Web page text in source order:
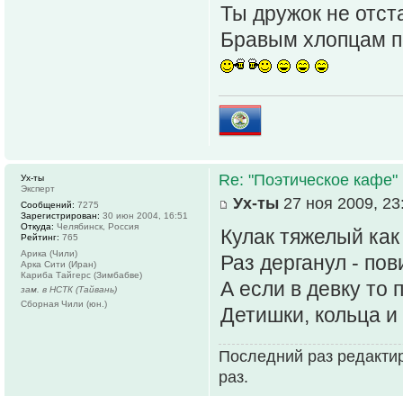
Ты дружок не
Бравым хлопцам
Re: "Поэтическое кафе"
Ух-ты 27 ноя 2009,
Кулак тяжелый
Раз дерганул -
А если в девку то
Детишки, кольца
Последний раз
раз.
Ух-ты
Эксперт
Сообщений: 7275
Зарегистрирован: 30 июн 2004, 16:51
Откуда: Челябинск, Россия
Рейтинг: 765
Арика (Чили)
Арка Сити (Иран)
Кариба Тайгерс (Зимбабве)
зам. в НСТК (Тайвань)
Сборная Чили (юн.)